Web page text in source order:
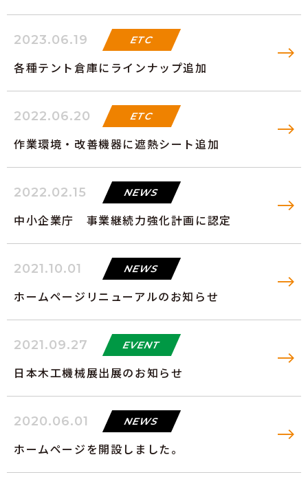
2023.06.19 ETC
各種テント倉庫にラインナップ追加
2022.06.20 ETC
作業環境・改善機器に遮熱シート追加
2022.02.15 NEWS
中小企業庁 事業継続力強化計画に認定
2021.10.01 NEWS
ホームページリニューアルのお知らせ
2021.09.27 EVENT
日本木工機械展出展のお知らせ
2020.06.01 NEWS
ホームページを開設しました。